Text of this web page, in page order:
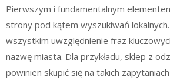
Pierwszym i fundamentalnym
strony pod kątem wyszukiwań
wszystkim uwzględnienie fraz
nazwę miasta. Dla przykładu, sklep z
powinien skupić się na takich